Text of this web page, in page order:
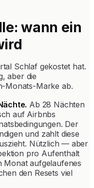
wann ein
Schlaf gekostet hat.
aber die
Monats-Marke ab.
Ab 28 Nächten
auf Airbnbs
Der
und zahlt diese
Nützlich — aber
pro Aufenthalt
Monat aufgelaufenes
den Resets viel